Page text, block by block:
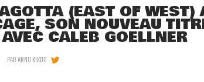
(EAST OF WEST)
SON NOUVEAU
CALEB GOELLNER
PARARNO KIKOO